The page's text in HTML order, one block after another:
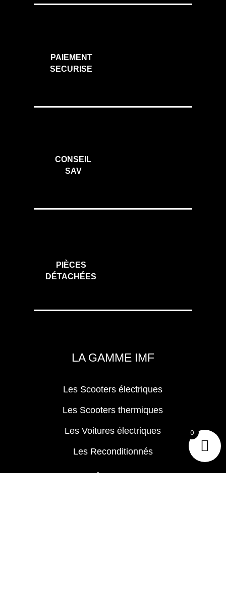
PAIEMENT
SECURISE
CONSEIL
SAV
PIÈCES
DÉTACHÉES
LA GAMME IMF
Les Scooters électriques
Les Scooters thermiques
Les Voitures électriques
Les Reconditionnés
0